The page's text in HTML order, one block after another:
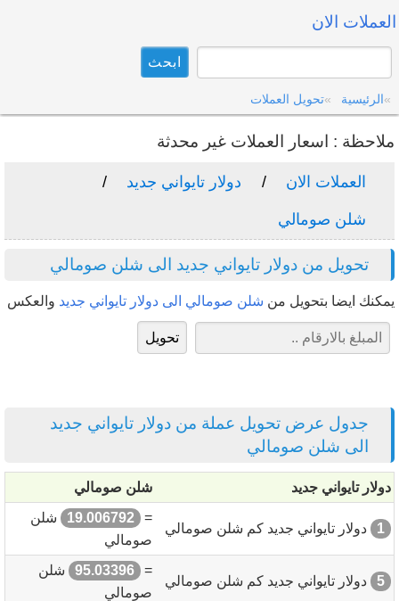
العملات الان
الرئيسية تحويل العملات
ملاحظة : اسعار العملات غير محدثة
العملات الان دولار تايواني جديد
شلن صومالي
تحويل من دولار تايواني جديد الى شلن صومالي
يمكنك ايضا بتحويل من شلن صومالي الى دولار تايواني جديد والعكس
جدول عرض تحويل عملة من دولار تايواني جديد
الى شلن صومالي
دولار تايواني جديد شلن صومالي
1 دولار تايواني جديد كم شلن صومالي
=
19.006792
شلن
صومالي
5 دولار تايواني جديد كم شلن صومالي
=
95.03396
شلن
صومالي